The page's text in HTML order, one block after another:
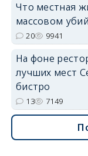
Что местная
массовом
20 9941
На фоне
лучших мест
бистро
13 7149